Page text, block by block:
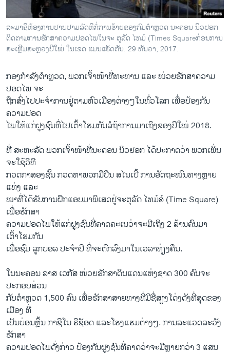
ພາສາອັງກິດ
ວີດີໂອ
ສຽງ
ລາຍການກະຈາຍສຽງ
ລາຍງານ
ຕິດຕາມພວກເຮົາ ທີ່
ພາສາຕ່າງໆ
ສະມາຊິຫ້ອງການປາບປາມລັດທິກໍ່ການຮ້າຍຂອງກົມຕຳຫຼວດ ນະຄອນ ນິວຢອກ
ຕິດຕາມການຮັກສາຄວາມປອດໄພໃນຈະ ຕຸລັດ ໄທມ໌ (Times Squareກ່ອນການ
ສະເຫຼີມສະຫຼວງປີໃໝ່ ໃນເຂດ ແມນແຮັດຕັນ. 29 ທັນວາ, 2017.
ກອງກຳລັງຕຳຫຼວດ, ພວກເຈົ້າໜ້າທີ່ທະຫານ ແລະ ໜ່ວຍຮັກສາຄວາມ
ປອດໄພ ຈະ
ຖືກສົ່ງໄປປະຈຳການຢູ່ຕາມຫົວເມືອງຕ່າງໆໃນທົ່ວໂລກ ເພື່ອປ້ອງກັນ
ຄວາມປອດ
ໄພໃຫ້ແກ່ຝູງຊົນທີ່ໄປເຕົ້າໂຮມກັນລໍຖ້າການມາເຖິງຂອງປີໃໝ່ 2018.
ທີ່ ສະຫະລັດ ພວກເຈົ້າໜ້າທີ່ນະຄອນ ນິວຢອກ ໄດ້ປະກາດວ່າ ພວກເພິ່ນ
ຈະໃຊ້ວິທີ
ກວດກາສອງຊັ້ນ ກວດຫາພວກມືປືນ ສໄນເປີ້ ການອັດຖະໜົນທາງຫຼາຍ
ແຫ່ງ ແລະ
ໝາທີ່ໄດ້ຮັບການຝຶກແອບມາພິເສດຢູ່ຈະຕຸລັດ ໄທມ໌ສ໌ (Time Square)
ເພື່ອຮັກສາ
ຄວາມປອດໄພໃຫ້ແກ່ຝູງຊົນທີ່ຄາດຄະເນວ່າຈະມີເຖິງ 2 ລ້ານຄົນມາ
ເຕົ້າໂຮມກັນ
ເພື່ອຊົມ ລູກບອລ ປະຈຳປີ ທີ່ຈະຕົກລົງມາໃນເວລາທ່ຽງຄືນ.
ໃນນະຄອນ ລາສ ເວກັສ ໜ່ວຍຮັກສາດິນແດນແຫ່ງຊາດ 300 ຄົນຈະ
ປະກອບສ່ວນ
ກັບຕຳຫຼວດ 1,500 ຄົນ ເພື່ອຮັກສາສາຍທາງທີ່ມີຊື່ສຽງໂດ່ງດັງທີ່ສຸດຂອງ
ເມືອງ ທີ່
ເປັນບ່ອນຫຼິ້ນ ກາຊີໂນ ຣີຊັອດ ແລະໂຮງແຮມຕ່າງໆ. ການລະແວດລະວັງ
ຮັກສາ
ຄວາມປອດໄພດັ່ງກ່າວ ປ້ອງກັນຝູງຊົນທີ່ຄາດວ່າຈະມີຫຼາຍກວ່າ 3 ແສນ